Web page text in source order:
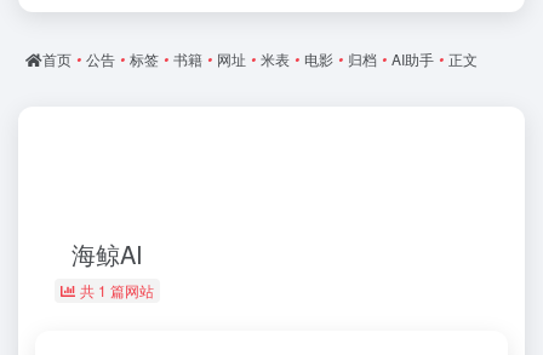
首页 • 公告 • 标签 • 书籍 • 网址 • 米表 • 电影 • 归档 • AI助手 • 正文
海鲸AI
共 1 篇网站